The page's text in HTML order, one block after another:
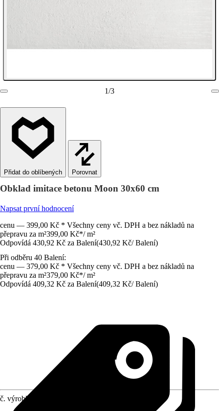
1/3
Porovnat
Obklad imitace betonu Moon 30x60 cm
Napsat první hodnocení
cenu — 399,00 Kč * Všechny ceny vč. DPH a bez nákladů na
přepravu za m²399,00 Kč*/ m²
Odpovídá 430,92 Kč za Balení(430,92 Kč/ Balení)
Při odběru 40 Balení:
cenu — 379,00 Kč * Všechny ceny vč. DPH a bez nákladů na
přepravu za m²379,00 Kč*/ m²
Odpovídá 409,32 Kč za Balení(409,32 Kč/ Balení)
č. výrobku